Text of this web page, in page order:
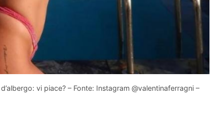
vi piace? – Fonte: Instagram @valentinaferragni –